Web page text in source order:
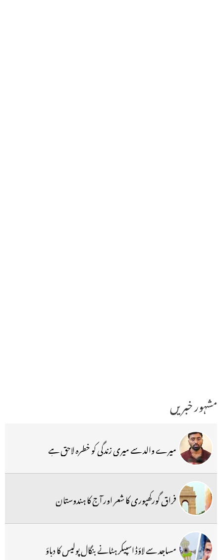
مشہور خبریں
میرے والد سے میری زندگی کو خطرہ لاحق ہے
فراق گورکھپوری کا شعر اور آج کا ہندوستان
مساجد سے لاؤڈ اسپیکر ہٹانے بنگال پولیس کا دباؤ